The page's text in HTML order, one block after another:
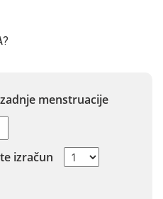
menstruacije
izračun